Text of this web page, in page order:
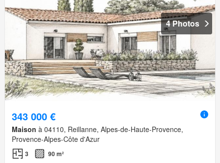
4 Photos
343 000 €
Maison à 04110, Reillanne, Alpes-de-Haute-Provence,
Provence-Alpes-Côte d'Azur
3 90 m²